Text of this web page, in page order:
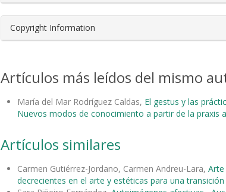
Copyright Information
Artículos más leídos del mismo
María del Mar Rodríguez Caldas, El gestus y las
Nuevos modos de conocimiento a partir de la praxis
Artículos similares
Carmen Gutiérrez-Jordano, Carmen Andreu-Lara,
decrecientes en el arte y estéticas para una